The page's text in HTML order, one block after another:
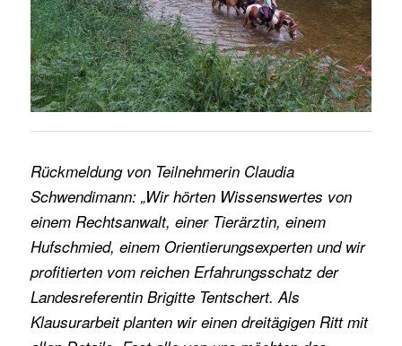
Rückmeldung von Teilnehmerin Claudia
Schwendimann: „Wir hörten Wissenswertes von
einem Rechtsanwalt, einer Tierärztin, einem
Hufschmied, einem Orientierungsexperten und wir
profitierten vom reichen Erfahrungsschatz der
Landesreferentin Brigitte Tentschert. Als
Klausurarbeit planten wir einen dreitägigen Ritt mit